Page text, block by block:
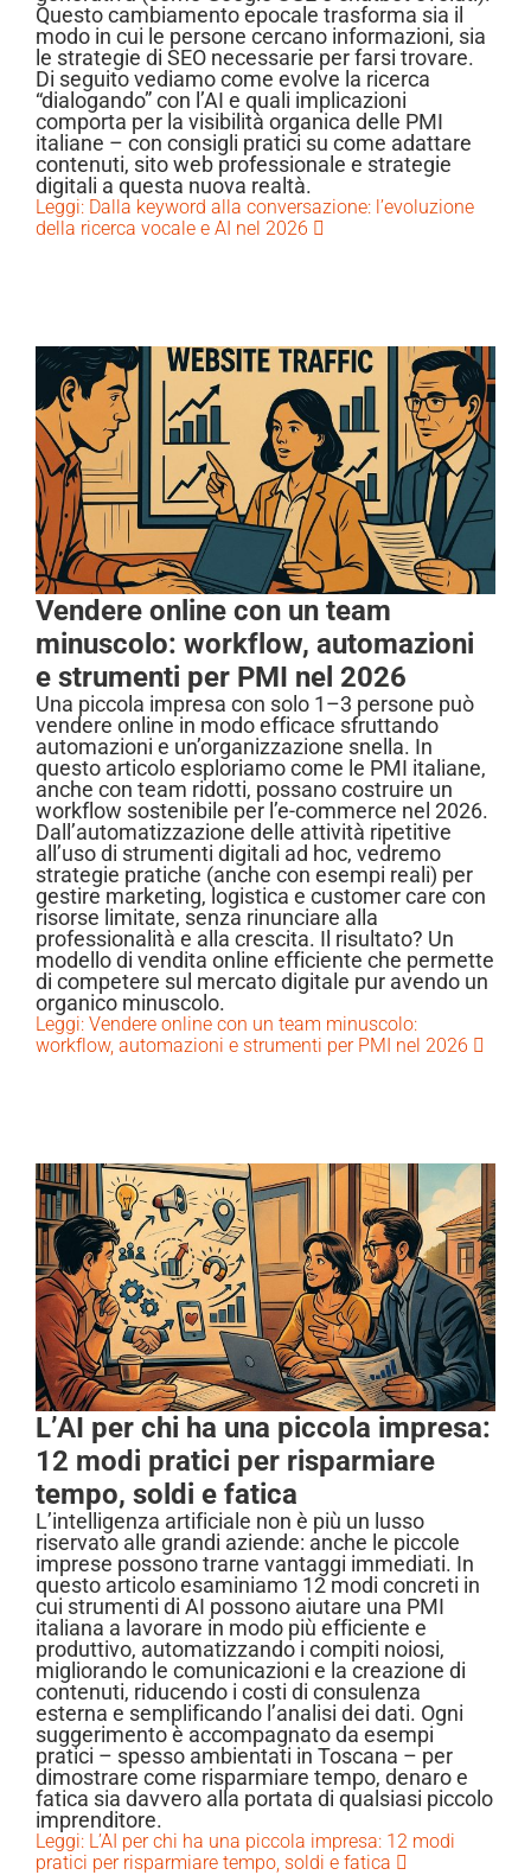
Questo cambiamento epocale trasforma sia il
modo in cui le persone cercano informazioni, sia
le strategie di SEO necessarie per farsi trovare.
Di seguito vediamo come evolve la ricerca
“dialogando” con l’AI e quali implicazioni
comporta per la visibilità organica delle PMI
italiane – con consigli pratici su come adattare
contenuti, sito web professionale e strategie
digitali a questa nuova realtà.
Leggi: Dalla keyword alla conversazione: l’evoluzione
della ricerca vocale e AI nel 2026
Vendere online con un team
minuscolo: workflow, automazioni
e strumenti per PMI nel 2026
Una piccola impresa con solo 1–3 persone può
vendere online in modo efficace sfruttando
automazioni e un’organizzazione snella. In
questo articolo esploriamo come le PMI italiane,
anche con team ridotti, possano costruire un
workflow sostenibile per l’e-commerce nel 2026.
Dall’automatizzazione delle attività ripetitive
all’uso di strumenti digitali ad hoc, vedremo
strategie pratiche (anche con esempi reali) per
gestire marketing, logistica e customer care con
risorse limitate, senza rinunciare alla
professionalità e alla crescita. Il risultato? Un
modello di vendita online efficiente che permette
di competere sul mercato digitale pur avendo un
organico minuscolo.
Leggi: Vendere online con un team minuscolo:
workflow, automazioni e strumenti per PMI nel 2026
L’AI per chi ha una piccola impresa:
12 modi pratici per risparmiare
tempo, soldi e fatica
L’intelligenza artificiale non è più un lusso
riservato alle grandi aziende: anche le piccole
imprese possono trarne vantaggi immediati. In
questo articolo esaminiamo 12 modi concreti in
cui strumenti di AI possono aiutare una PMI
italiana a lavorare in modo più efficiente e
produttivo, automatizzando i compiti noiosi,
migliorando le comunicazioni e la creazione di
contenuti, riducendo i costi di consulenza
esterna e semplificando l’analisi dei dati. Ogni
suggerimento è accompagnato da esempi
pratici – spesso ambientati in Toscana – per
dimostrare come risparmiare tempo, denaro e
fatica sia davvero alla portata di qualsiasi piccolo
imprenditore.
Leggi: L’AI per chi ha una piccola impresa: 12 modi
pratici per risparmiare tempo, soldi e fatica